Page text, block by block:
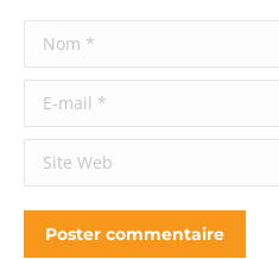
Nom *
E-mail *
Site Web
Poster commentaire